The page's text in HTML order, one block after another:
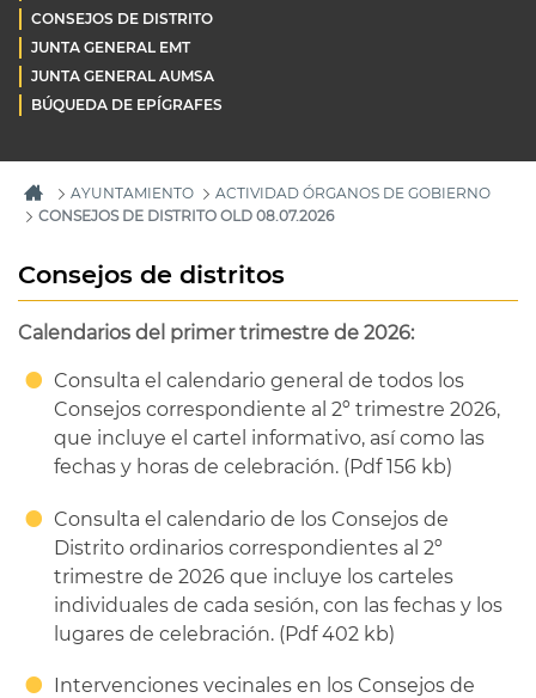
CONSEJOS DE DISTRITO
JUNTA GENERAL EMT
JUNTA GENERAL AUMSA
BÚQUEDA DE EPÍGRAFES
AYUNTAMIENTO
ACTIVIDAD ÓRGANOS DE GOBIERNO
CONSEJOS DE DISTRITO OLD 08.07.2026
Consejos de distritos
Calendarios del primer trimestre de 2026:
Consulta el calendario general de todos los
Consejos correspondiente al 2º trimestre 2026,
que incluye el cartel informativo, así como las
fechas y horas de celebración. (Pdf 156 kb)
Consulta el calendario de los Consejos de
Distrito ordinarios correspondientes al 2º
trimestre de 2026 que incluye los carteles
individuales de cada sesión, con las fechas y los
lugares de celebración. (Pdf 402 kb)
Intervenciones vecinales en los Consejos de